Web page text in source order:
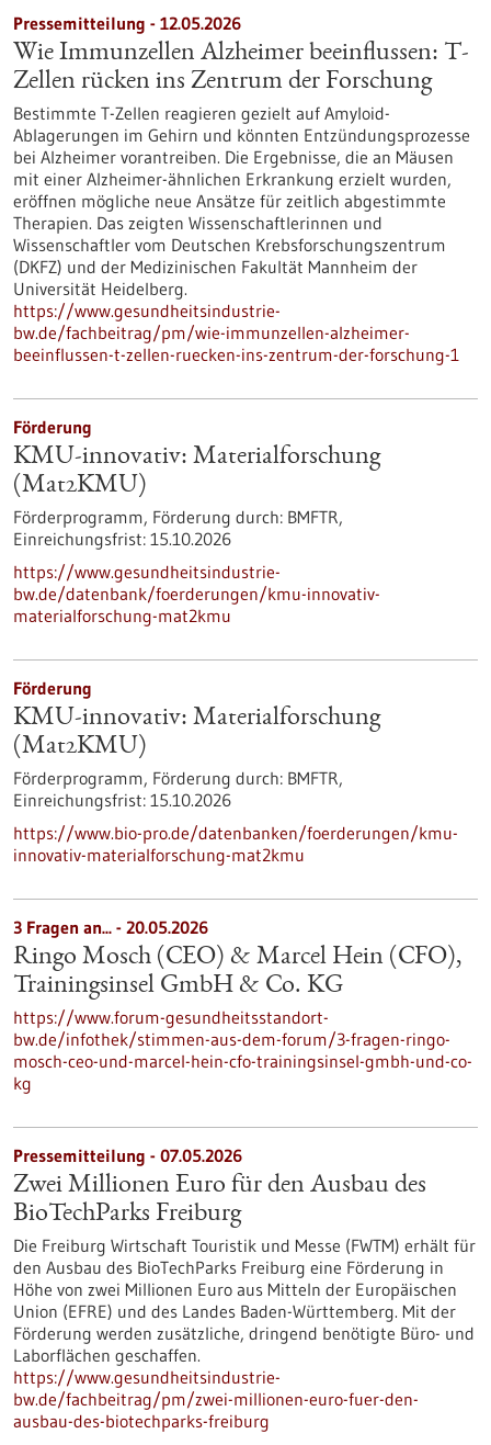
Pressemitteilung - 12.05.2026
Wie Immunzellen Alzheimer beeinflussen: T-
Zellen rücken ins Zentrum der Forschung
Bestimmte T-Zellen reagieren gezielt auf Amyloid-
Ablagerungen im Gehirn und könnten Entzündungsprozesse
bei Alzheimer vorantreiben. Die Ergebnisse, die an Mäusen
mit einer Alzheimer-ähnlichen Erkrankung erzielt wurden,
eröffnen mögliche neue Ansätze für zeitlich abgestimmte
Therapien. Das zeigten Wissenschaftlerinnen und
Wissenschaftler vom Deutschen Krebsforschungszentrum
(DKFZ) und der Medizinischen Fakultät Mannheim der
Universität Heidelberg.
https://www.gesundheitsindustrie-
bw.de/fachbeitrag/pm/wie-immunzellen-alzheimer-
beeinflussen-t-zellen-ruecken-ins-zentrum-der-forschung-1
Förderung
KMU-innovativ: Materialforschung
(Mat2KMU)
Förderprogramm, Förderung durch: BMFTR,
Einreichungsfrist: 15.10.2026
https://www.gesundheitsindustrie-
bw.de/datenbank/foerderungen/kmu-innovativ-
materialforschung-mat2kmu
Förderung
KMU-innovativ: Materialforschung
(Mat2KMU)
Förderprogramm, Förderung durch: BMFTR,
Einreichungsfrist: 15.10.2026
https://www.bio-pro.de/datenbanken/foerderungen/kmu-
innovativ-materialforschung-mat2kmu
3 Fragen an... - 20.05.2026
Ringo Mosch (CEO) & Marcel Hein (CFO),
Trainingsinsel GmbH & Co. KG
https://www.forum-gesundheitsstandort-
bw.de/infothek/stimmen-aus-dem-forum/3-fragen-ringo-
mosch-ceo-und-marcel-hein-cfo-trainingsinsel-gmbh-und-co-
kg
Pressemitteilung - 07.05.2026
Zwei Millionen Euro für den Ausbau des
BioTechParks Freiburg
Die Freiburg Wirtschaft Touristik und Messe (FWTM) erhält für
den Ausbau des BioTechParks Freiburg eine Förderung in
Höhe von zwei Millionen Euro aus Mitteln der Europäischen
Union (EFRE) und des Landes Baden-Württemberg. Mit der
Förderung werden zusätzliche, dringend benötigte Büro- und
Laborflächen geschaffen.
https://www.gesundheitsindustrie-
bw.de/fachbeitrag/pm/zwei-millionen-euro-fuer-den-
ausbau-des-biotechparks-freiburg